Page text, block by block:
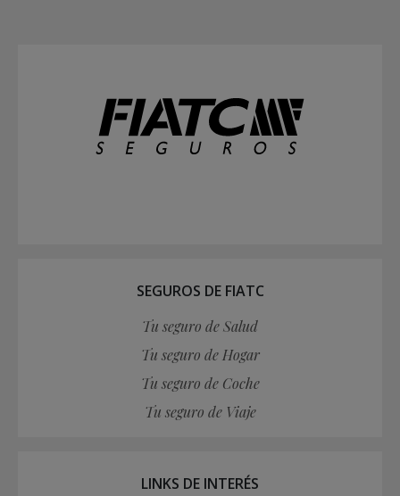
SEGUROS DE FIATC
Tu seguro de Salud
Tu seguro de Hogar
Tu seguro de Coche
Tu seguro de Viaje
LINKS DE INTERÉS